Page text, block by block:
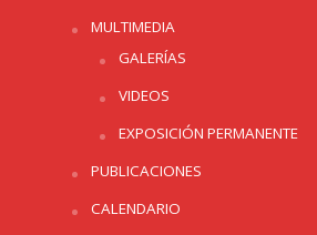
MULTIMEDIA
GALERÍAS
VIDEOS
EXPOSICIÓN PERMANENTE
PUBLICACIONES
CALENDARIO